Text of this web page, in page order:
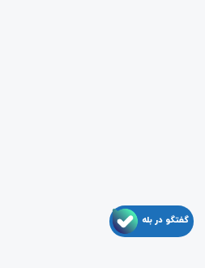
گفتگو در بله